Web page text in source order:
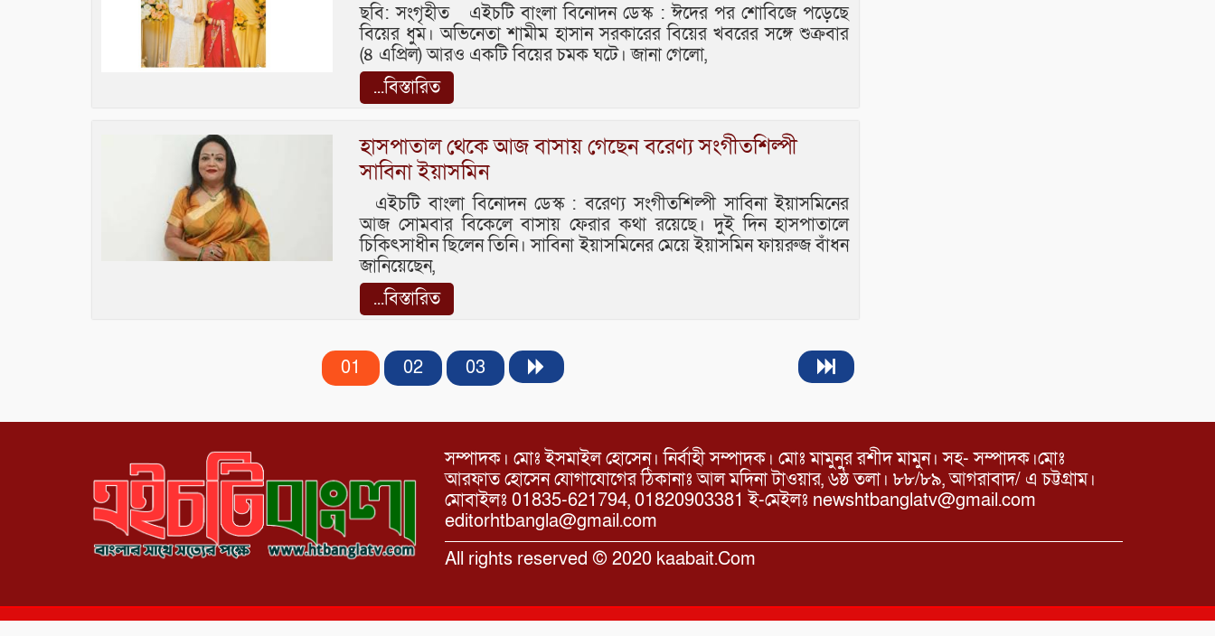
ছবি: সংগৃহীত এইচটি বাংলা বিনোদন ডেস্ক : ঈদের পর শোবিজে পড়েছে
বিয়ের ধুম। অভিনেতা শামীম হাসান সরকারের বিয়ের খবরের সঙ্গে শুক্রবার
(৪ এপ্রিল) আরও একটি বিয়ের চমক ঘটে। জানা গেলো,
...বিস্তারিত
হাসপাতাল থেকে আজ বাসায় গেছেন বরেণ্য সংগীতশিল্পী
সাবিনা ইয়াসমিন
এইচটি বাংলা বিনোদন ডেস্ক : বরেণ্য সংগীতশিল্পী সাবিনা ইয়াসমিনের
আজ সোমবার বিকেলে বাসায় ফেরার কথা রয়েছে। দুই দিন হাসপাতালে
চিকিৎসাধীন ছিলেন তিনি। সাবিনা ইয়াসমিনের মেয়ে ইয়াসমিন ফায়রুজ বাঁধন
জানিয়েছেন,
...বিস্তারিত
01 02 03
সম্পাদক। মোঃ ইসমাইল হোসেন। নির্বাহী সম্পাদক। মোঃ মামুনুর রশীদ মামুন। সহ- সম্পাদক।মোঃ
আরফাত হোসেন যোগাযোগের ঠিকানাঃ আল মদিনা টাওয়ার, ৬ষ্ঠ তলা। ৮৮/৮৯, আগরাবাদ/ এ চট্টগ্রাম।
মোবাইলঃ 01835-621794, 01820903381 ই-মেইলঃ newshtbanglatv@gmail.com
editorhtbangla@gmail.com
All rights reserved © 2020 kaabait.Com